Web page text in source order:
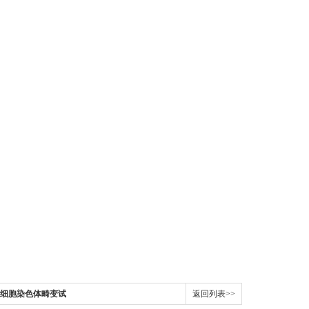
胞染色体畸变试 返回列表>>